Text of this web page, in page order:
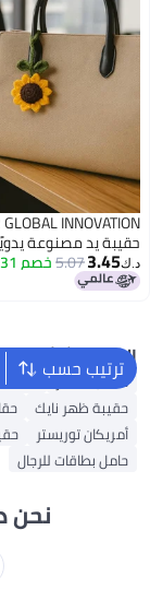
حقيبة يد مصنوعة
الكروشيه على شكل
د.ك‏3.45
5.07خصم 31%
ترتيب حسب
البحث الشائع
حقائب السفر مظلة
حقيبة ظهر نايك
أمريكان توريستر
حامل بطاقات للرجال
نحن